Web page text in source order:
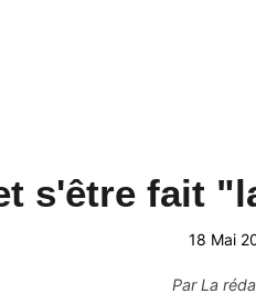
s'être fait
18 Mai
ParLa